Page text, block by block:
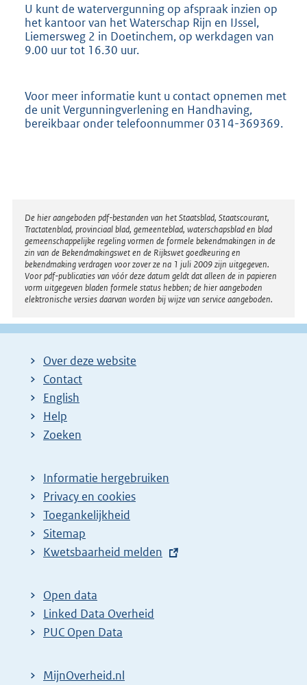
U kunt de watervergunning op afspraak inzien op
het kantoor van het Waterschap Rijn en IJssel,
Liemersweg 2 in Doetinchem, op werkdagen van
9.00 uur tot 16.30 uur.
Voor meer informatie kunt u contact opnemen met
de unit Vergunningverlening en Handhaving,
bereikbaar onder telefoonnummer 0314-369369.
Disclaimer
De hier aangeboden pdf-bestanden van het Staatsblad, Staatscourant,
Tractatenblad, provinciaal blad, gemeenteblad, waterschapsblad en blad
gemeenschappelijke regeling vormen de formele bekendmakingen in de
zin van de Bekendmakingswet en de Rijkswet goedkeuring en
bekendmaking verdragen voor zover ze na 1 juli 2009 zijn uitgegeven.
Voor pdf-publicaties van vóór deze datum geldt dat alleen de in papieren
vorm uitgegeven bladen formele status hebben; de hier aangeboden
elektronische versies daarvan worden bij wijze van service aangeboden.
Over deze website
Contact
English
Help
Zoeken
Informatie hergebruiken
Privacy en cookies
Toegankelijkheid
Sitemap
E
t
e
r
l
Kwetsbaarheid melden
Open data
Linked Data Overheid
PUC Open Data
MijnOverheid.nl